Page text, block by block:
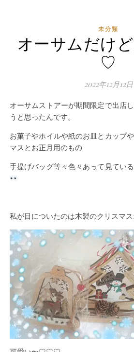
未分類
オーサムだけ
♡
2022年12月12日
オーサムストアーが期間限定で出店していたので覗いて見よ
うと思ったんです。
お菓子やホイルや紙のお皿とカップ
マスとお正月用のもの
手提げバッグ等々色々あって見てい
私が目についたのは木製のクリスマ